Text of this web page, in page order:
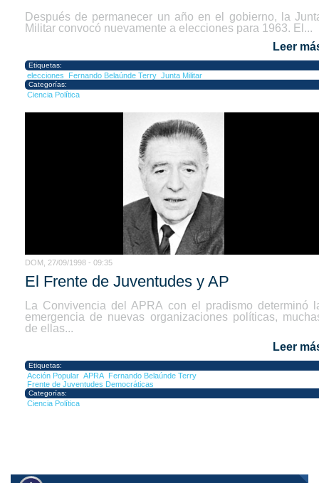
Después de permanecer un año en el gobierno, la
Militar convocó nuevamente a elecciones para 1963. El...
Leer
Etiquetas:
elecciones Fernando Belaúnde Terry Junta Militar
Categorías:
Ciencia Política
DOM, 27/09/1998 - 09:35
El Frente de Juventudes y AP
La Convivencia del APRA con el pradismo determinó
emergencia de nuevas organizaciones políticas,
de ellas...
Leer
Etiquetas:
Acción Popular APRA Fernando Belaúnde Terry
Frente de Juventudes Democráticas
Categorías:
Ciencia Política